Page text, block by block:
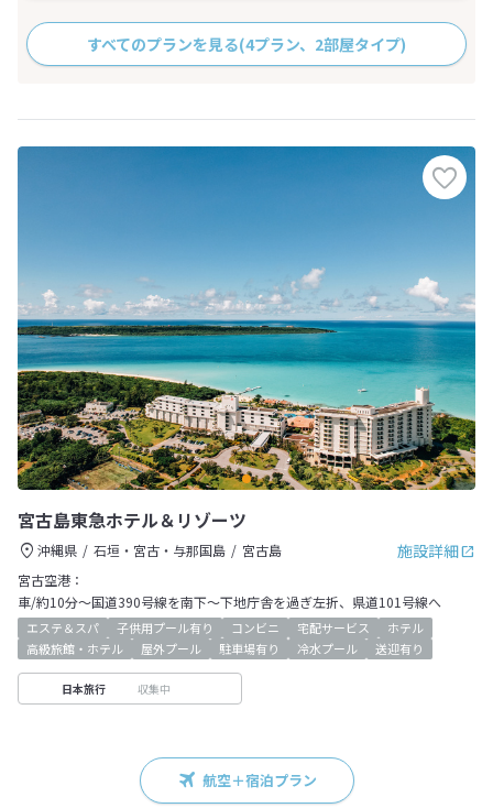
すべてのプランを見る(4プラン、2部屋タイプ)
宮古島東急ホテル＆リゾーツ
施設詳細
沖縄県 石垣・宮古・与那国島
宮古島
宮古空港：
車/約10分～国道390号線を南下～下地庁舎を過ぎ左折、県道101号線へ
エステ＆スパ 子供用プール有り コンビニ 宅配サービス
ホテル
高級旅館・ホテル
屋外プール 駐車場有り 冷水プール 送迎有り
日本旅行 収集中
航空＋宿泊プラン